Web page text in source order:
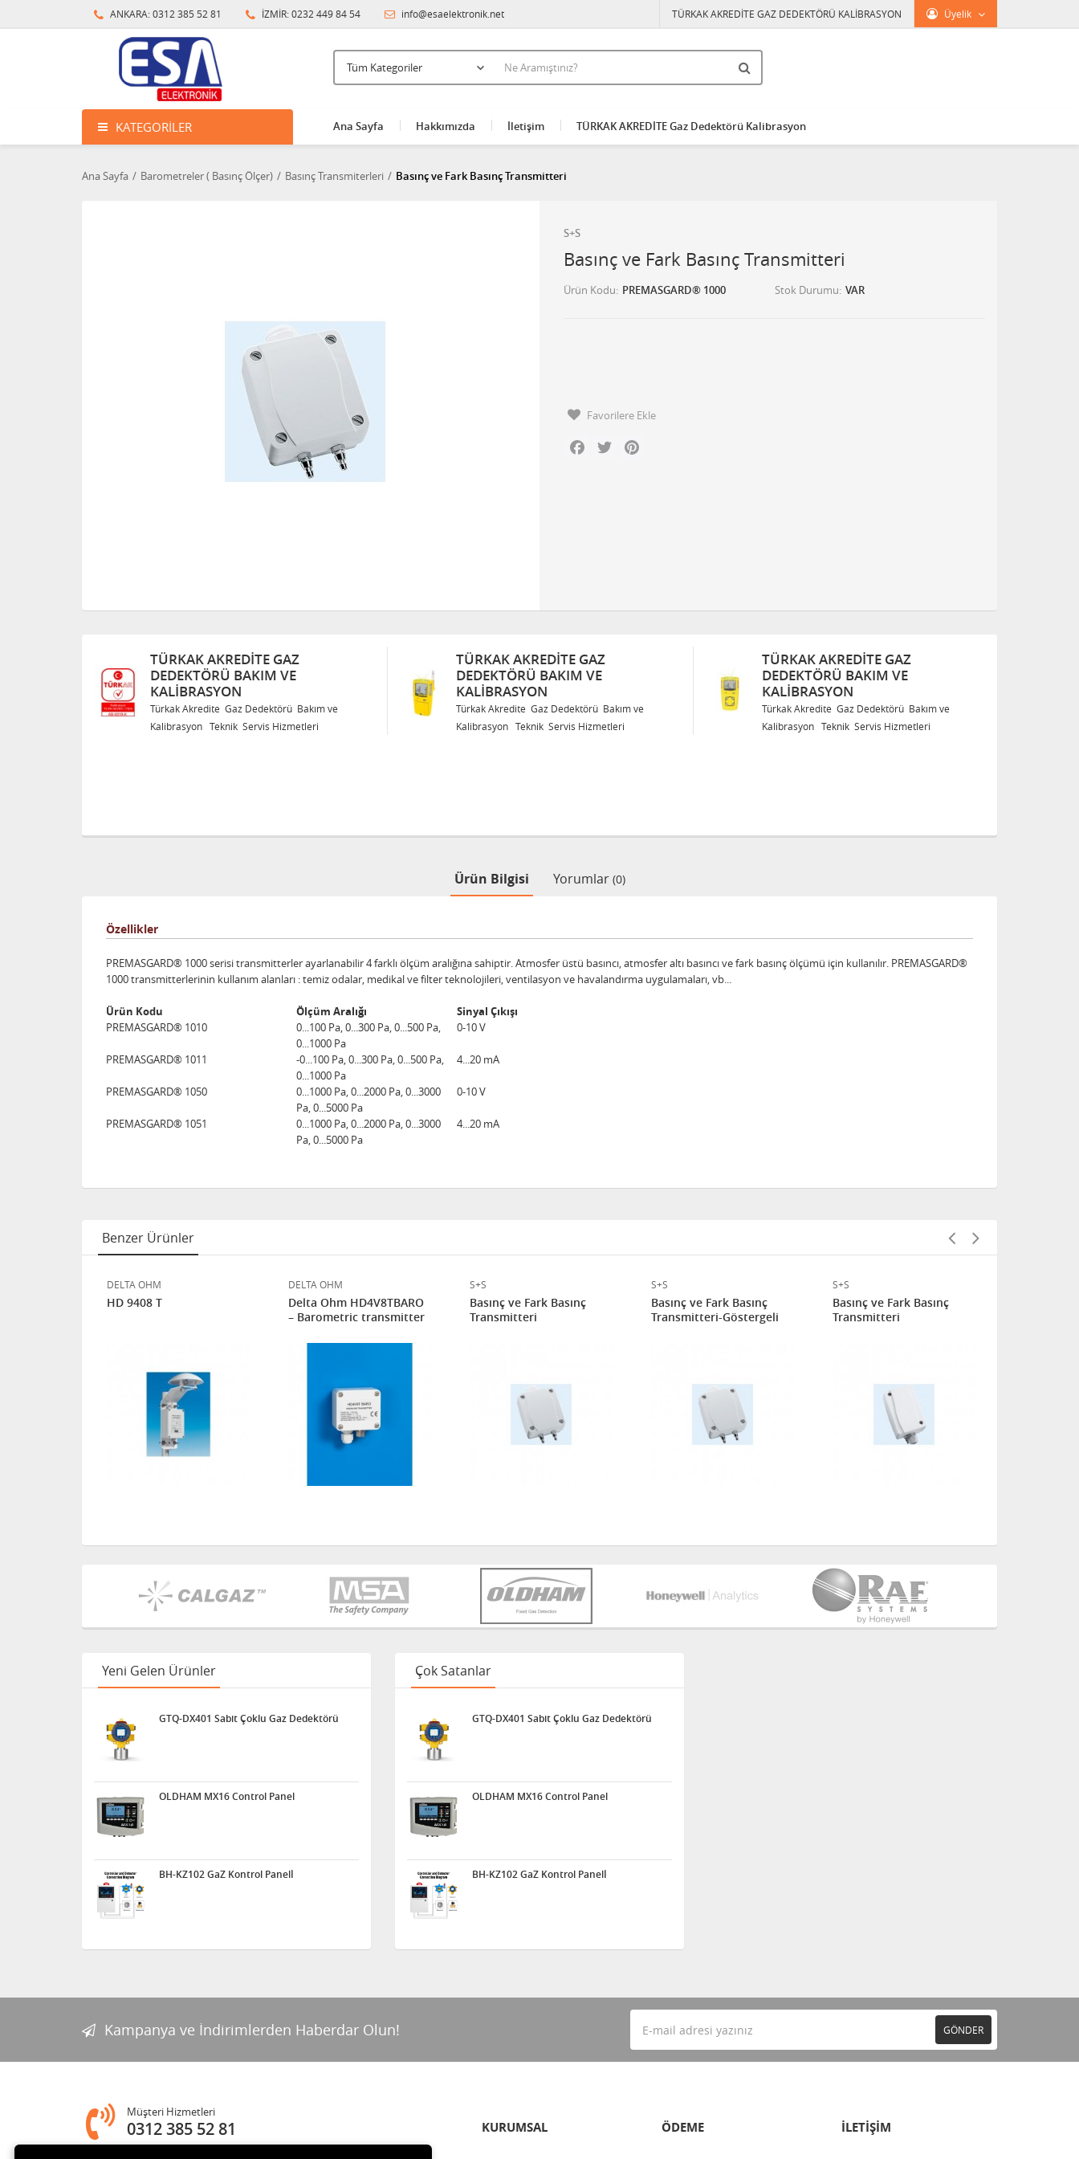
ANKARA: 0312 385 52 81 İZMİR: 0232 449 84 54 info@esaelektronik.net Üyelik
TÜRKAK AKREDİTE GAZ DEDEKTÖRÜ KALİBRASYON
KATEGORILER Ana Sayfa Hakkımızda İletişim TÜRKAK AKREDİTE Gaz Dedektörü Kalibrasyon
Ana Sayfa Barometreler ( Basınç Ölçer) Basınç Transmiterleri Basınç ve Fark Basınç Transmitteri
S+S
Basınç ve Fark Basınç Transmitteri
Ürün Kodu PREMASGARD® 1000 Stok Durumu VAR
Favorilere Ekle
Facebook
Twitter
BAKIM VE
Gaz Dedektörü Bakım ve
TÜRKAK AKREDITE GAZ
DEDEKTÖRÜ BAKIM VE
Türkak Akredite Gaz Dedektörü Bakım ve
Kalibrasyon Teknik Servis Hizmetleri
TÜRKAK AKREDITE GAZ
DEDEKTÖRÜ BAKIM VE
Türkak Akredite Gaz Dedektörü Bakım ve
Kalibrasyon Teknik Servis Hizmetleri
TÜRKAK AKREDITE GAZ
DEDEKTÖRÜ BAKIM VE
Türkak Akredite Gaz Dedektörü Bakım ve
Kalibrasyon Teknik Servis Hizmetleri
Ürün Bilgisi Yorumlar (0)
Özellikler
PREMASGARD® 1000 serisi transmitterler ayarlanabilir 4 farklı ölçüm aralığına sahiptir. Atmosfer üstü basıncı, atmosfer altı basıncı ve fark basınç ölçümü için kullanılır. PREMASGARD®
1000 transmitterlerinin kullanım alanları : temiz odalar, medikal ve filter teknolojileri, ventilasyon ve havalandırma uygulamaları, vb...
Ürün Kodu Ölçüm Aralığı
Sinyal Çıkışı
PREMASGARD® 1010
0...100 Pa, 0...300 Pa, 0...500 Pa,
0...1000 Pa
0-10 V
PREMASGARD® 1011
-0...100 Pa, 0...300 Pa, 0...500 Pa,
0...1000 Pa
4...20 mA
PREMASGARD® 1050
0...1000 Pa, 0...2000 Pa, 0...3000
Pa, 0...5000 Pa
0-10 V
PREMASGARD® 1051
0...1000 Pa, 0...2000 Pa, 0...3000
Pa, 0...5000 Pa
4...20 mA
Benzer Ürünler
DELTA OHM
HD 9408 T
DELTA OHM
Delta Ohm HD4V8TBARO
– Barometric transmitter
S+S
Basınç ve Fark Basınç
Transmitteri
S+S
Basınç ve Fark Basınç
Transmitteri-Göstergeli
S+S
Basınç ve Fark Basınç
Transmitteri
Yeni Gelen Ürünler
GTQ-DX401 Sabit Çoklu Gaz Dedektörü
OLDHAM MX16 Control Panel
BH-KZ102 GaZ Kontrol Panelİ
Çok Satanlar
GTQ-DX401 Sabit Çoklu Gaz Dedektörü
OLDHAM MX16 Control Panel
BH-KZ102 GaZ Kontrol Panelİ
Kampanya ve İndirimlerden Haberdar Olun! GÖNDER
Müşteri Hizmetleri
0312 385 52 81 KURUMSAL ÖDEME İLETİŞİM